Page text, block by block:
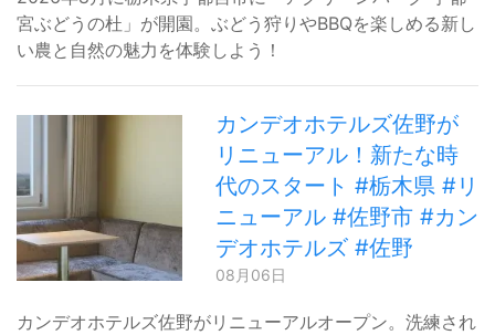
宮ぶどうの杜」が開園。ぶどう狩りやBBQを楽しめる新し
い農と自然の魅力を体験しよう！
カンデオホテルズ佐野が
リニューアル！新たな時
代のスタート #栃木県 #リ
ニューアル #佐野市 #カン
デオホテルズ #佐野
08月06日
カンデオホテルズ佐野がリニューアルオープン。洗練され